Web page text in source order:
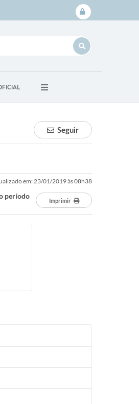
Login /
Seguir
em: 23/01/2019 às 08h38
período
Imprimir